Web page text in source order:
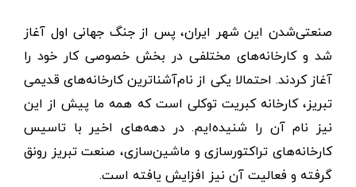
صنعتی‌شدن این شهر ایران، پس از جنگ جهانی اول آغاز
شد و کارخانه‌های مختلفی در بخش خصوصی کار خود را
آغاز کردند. احتمالا یکی از نام‌آشناترین کارخانه‌های قدیمی
تبریز، کارخانه کبریت توکلی است که همه ما پیش از این
نیز نام آن را شنیده‌ایم. در دهه‌های اخیر با تاسیس
کارخانه‌های تراکتورسازی و ماشین‌سازی، صنعت تبریز رونق
گرفته و فعالیت آن نیز افزایش یافته است.